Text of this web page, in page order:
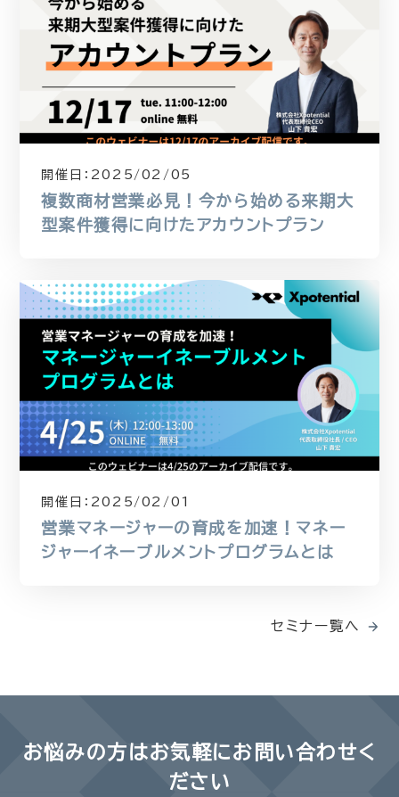
開催日： 2025/02/05
複数商材営業必見！今から始める来期大
型案件獲得に向けたアカウントプラン
開催日： 2025/02/01
営業マネージャーの育成を加速！マネー
ジャーイネーブルメントプログラムとは
セミナー覧へ
お悩みの方はお気軽にお問い合わせく
ださい